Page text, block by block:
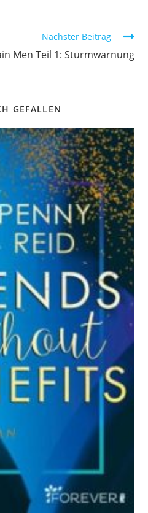
Nächster Beitrag
Men Teil 1: Sturmwarnung
GEFALLEN